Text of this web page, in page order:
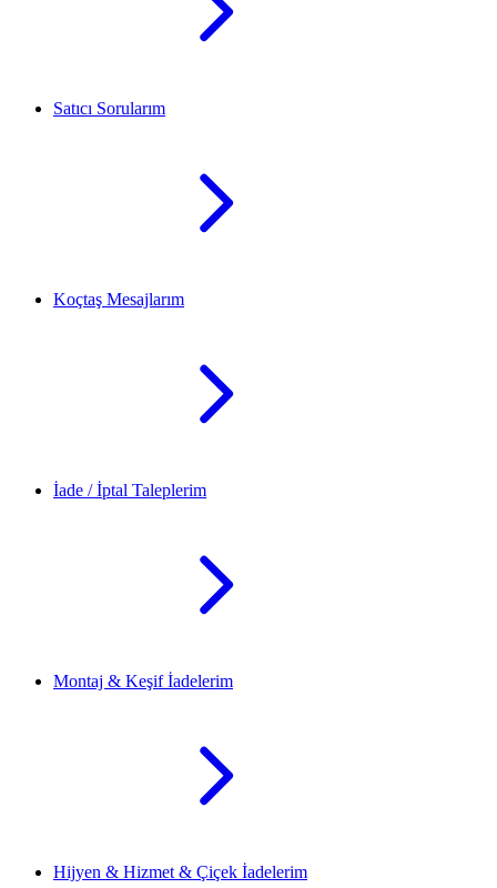
Satıcı Sorularım
Koçtaş Mesajlarım
İade / İptal Taleplerim
Montaj & Keşif İadelerim
Hijyen & Hizmet & Çiçek İadelerim